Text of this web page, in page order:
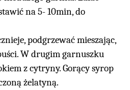
na 5- 10min, do
podgrzewać mieszając,
W drugim garnuszku
z cytryny. Gorący syrop
żelatyną.